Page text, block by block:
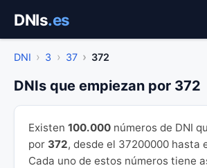
contenido
DNIs.es
DNI 3 37 372
DNIs que empiezan por 372
Existen 100.000 números de DNI
por 372, desde el 37200000 hasta
Cada uno de estos números tiene